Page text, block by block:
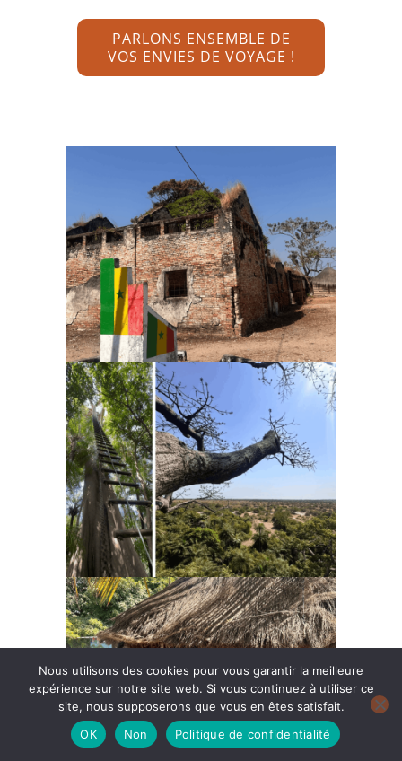
PARLONS ENSEMBLE DE
VOS ENVIES DE VOYAGE !
Nous utilisons des cookies pour vous garantir la meilleure
expérience sur notre site web. Si vous continuez à utiliser ce
site, nous supposerons que vous en êtes satisfait.
OK
Non Politique de confidentialité